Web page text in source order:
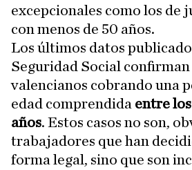
excepcionales como los de
con menos de 50 años.
Los últimos datos
Seguridad Social confirman
valencianos cobrando una
edad comprendida entre
años. Estos casos no son,
trabajadores que han
forma legal, sino que son